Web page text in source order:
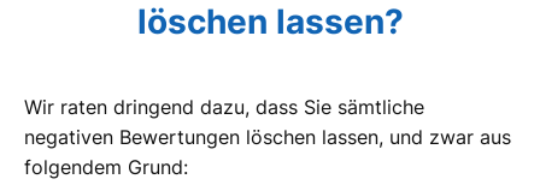
löschen lassen?
Wir raten dringend dazu, dass Sie sämtliche
negativen Bewertungen löschen lassen, und zwar aus
folgendem Grund: